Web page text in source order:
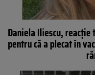
Daniela Iliescu,
pentru că a plecat în